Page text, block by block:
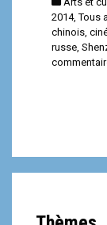
2014,Tous
chinois,
russe,